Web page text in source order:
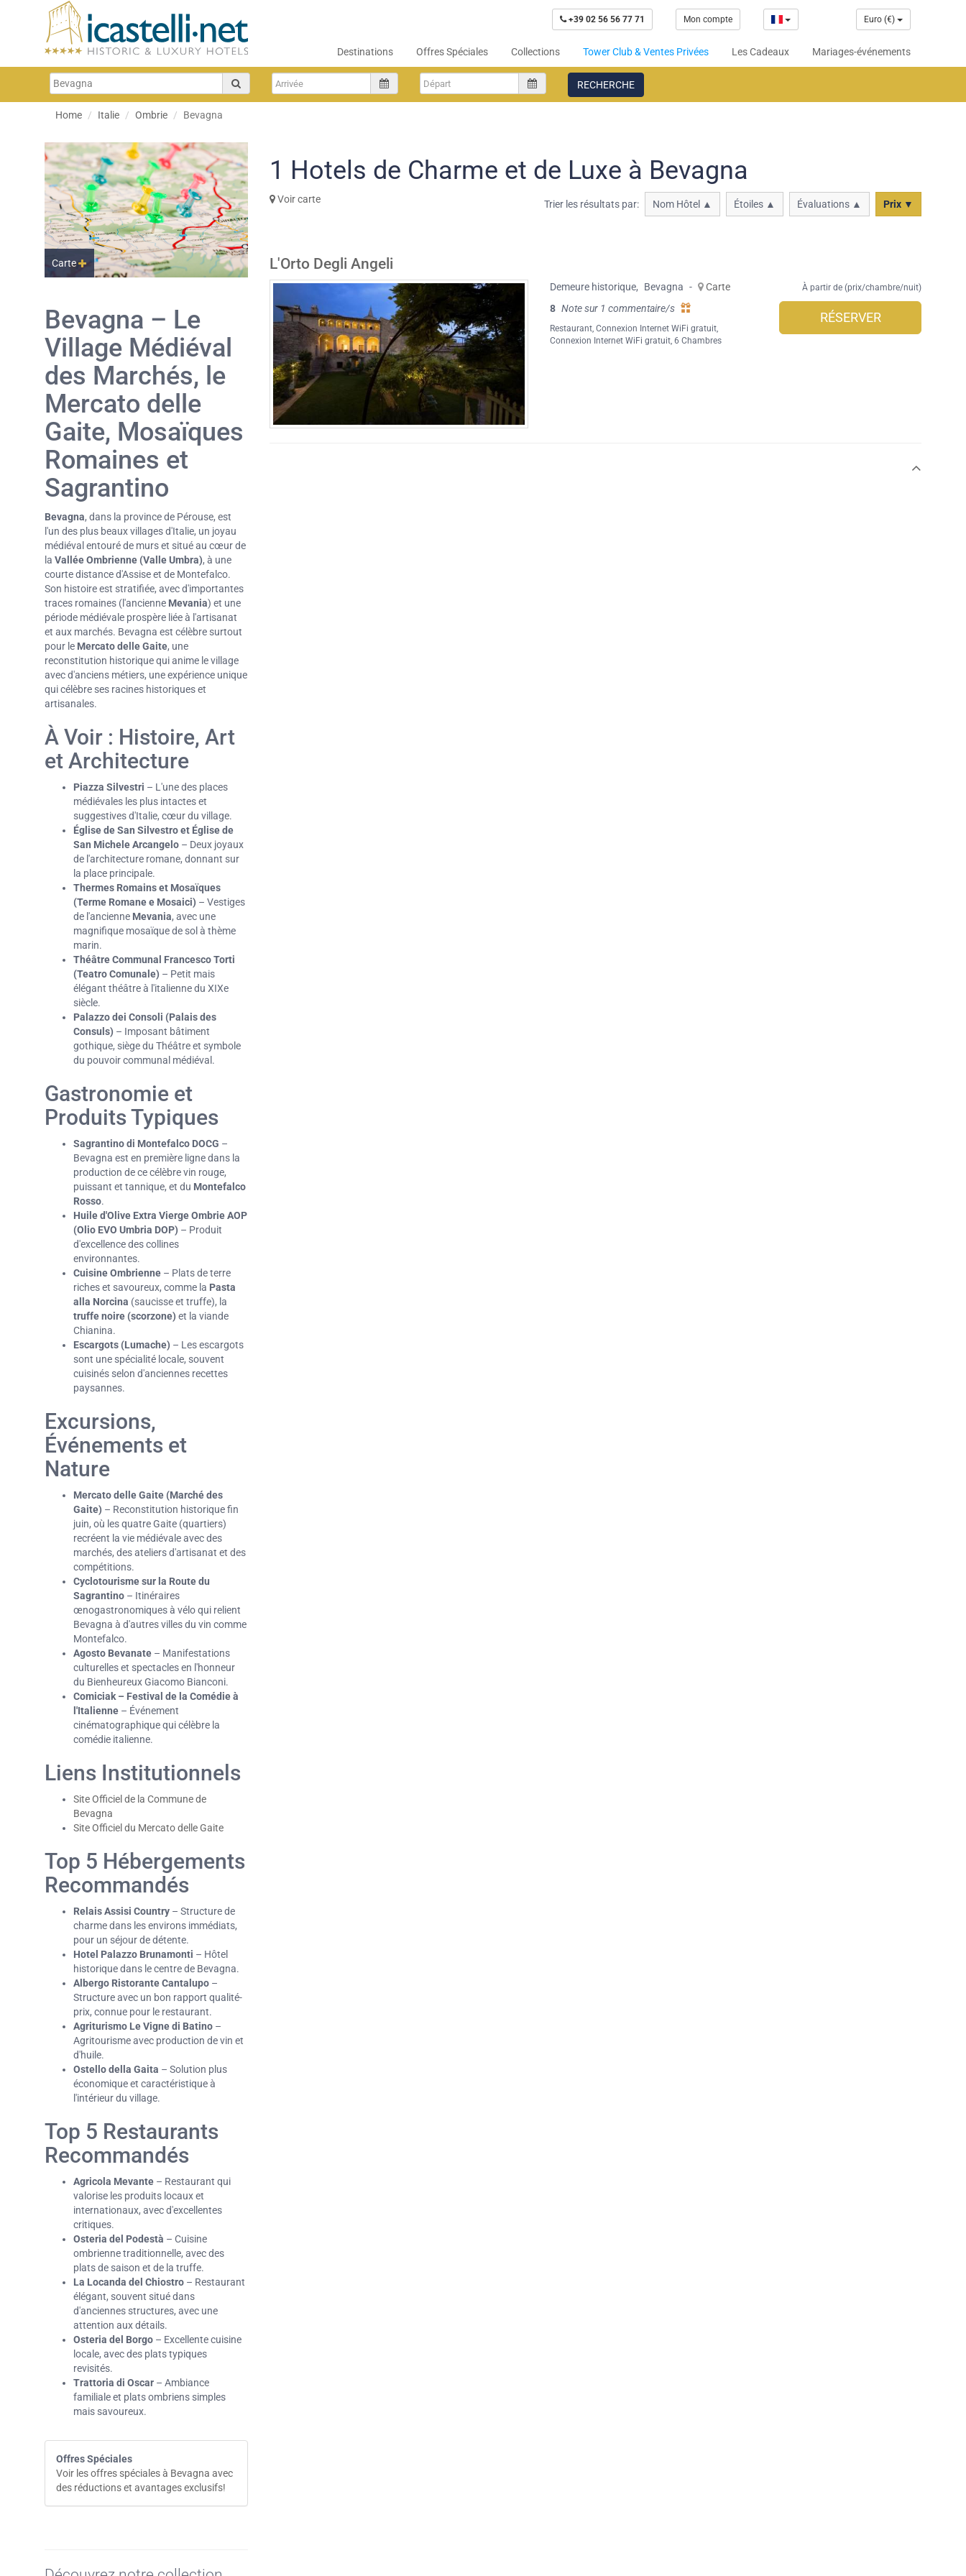
+39 02 56 56 77 71 Mon compte Euro (€)
Destinations Offres Spéciales Collections Tower Club & Ventes Privées Les Cadeaux Mariages-événements
RECHERCHE
Home Italie Ombrie Bevagna
Carte
Bevagna – Le
Village Médiéval
des Marchés, le
Mercato delle
Gaite, Mosaïques
Romaines et
Sagrantino
Bevagna, dans la province de Pérouse, est
l'un des plus beaux villages d'Italie, un joyau
médiéval entouré de murs et situé au cœur de
la Vallée Ombrienne (Valle Umbra), à une
courte distance d'Assise et de Montefalco.
Son histoire est stratifiée, avec d'importantes
traces romaines (l'ancienne Mevania) et une
période médiévale prospère liée à l'artisanat
et aux marchés. Bevagna est célèbre surtout
pour le Mercato delle Gaite, une
reconstitution historique qui anime le village
avec d'anciens métiers, une expérience unique
qui célèbre ses racines historiques et
artisanales.
À Voir : Histoire, Art
et Architecture
Piazza Silvestri – L'une des places
médiévales les plus intactes et
suggestives d'Italie, cœur du village.
Église de San Silvestro et Église de
San Michele Arcangelo – Deux joyaux
de l'architecture romane, donnant sur
la place principale.
Thermes Romains et Mosaïques
(Terme Romane e Mosaici) – Vestiges
de l'ancienne Mevania, avec une
magnifique mosaïque de sol à thème
marin.
Théâtre Communal Francesco Torti
(Teatro Comunale) – Petit mais
élégant théâtre à l'italienne du XIXe
siècle.
Palazzo dei Consoli (Palais des
Consuls) – Imposant bâtiment
gothique, siège du Théâtre et symbole
du pouvoir communal médiéval.
Gastronomie et
Produits Typiques
Sagrantino di Montefalco DOCG –
Bevagna est en première ligne dans la
production de ce célèbre vin rouge,
puissant et tannique, et du Montefalco
Rosso.
Huile d'Olive Extra Vierge Ombrie AOP
(Olio EVO Umbria DOP) – Produit
d'excellence des collines
environnantes.
Cuisine Ombrienne – Plats de terre
riches et savoureux, comme la Pasta
alla Norcina (saucisse et truffe), la
truffe noire (scorzone) et la viande
Chianina.
Escargots (Lumache) – Les escargots
sont une spécialité locale, souvent
cuisinés selon d'anciennes recettes
paysannes.
Excursions,
Événements et
Nature
Mercato delle Gaite (Marché des
Gaite) – Reconstitution historique fin
juin, où les quatre Gaite (quartiers)
recréent la vie médiévale avec des
marchés, des ateliers d'artisanat et des
compétitions.
Cyclotourisme sur la Route du
Sagrantino – Itinéraires
œnogastronomiques à vélo qui relient
Bevagna à d'autres villes du vin comme
Montefalco.
Agosto Bevanate – Manifestations
culturelles et spectacles en l'honneur
du Bienheureux Giacomo Bianconi.
Comiciak – Festival de la Comédie à
l'Italienne – Événement
cinématographique qui célèbre la
comédie italienne.
Liens Institutionnels
Site Officiel de la Commune de
Bevagna
Site Officiel du Mercato delle Gaite
Top 5 Hébergements
Recommandés
Relais Assisi Country – Structure de
charme dans les environs immédiats,
pour un séjour de détente.
Hotel Palazzo Brunamonti – Hôtel
historique dans le centre de Bevagna.
Albergo Ristorante Cantalupo –
Structure avec un bon rapport qualité-
prix, connue pour le restaurant.
Agriturismo Le Vigne di Batino –
Agritourisme avec production de vin et
d'huile.
Ostello della Gaita – Solution plus
économique et caractéristique à
l'intérieur du village.
Top 5 Restaurants
Recommandés
Agricola Mevante – Restaurant qui
valorise les produits locaux et
internationaux, avec d'excellentes
critiques.
Osteria del Podestà – Cuisine
ombrienne traditionnelle, avec des
plats de saison et de la truffe.
La Locanda del Chiostro – Restaurant
élégant, souvent situé dans
d'anciennes structures, avec une
attention aux détails.
Osteria del Borgo – Excellente cuisine
locale, avec des plats typiques
revisités.
Trattoria di Oscar – Ambiance
familiale et plats ombriens simples
mais savoureux.
Offres Spéciales
Voir les offres spéciales à Bevagna avec
des réductions et avantages exclusifs!
1 Hotels de Charme et de Luxe à Bevagna
Voir carte Trier les résultats par: Nom Hôtel ▲ Étoiles ▲ Évaluations ▲ Prix ▼
L'Orto Degli Angeli
Demeure historique, Bevagna -
Carte
8 Note sur 1 commentaire/s
Restaurant,Connexion Internet WiFi gratuit,
Connexion Internet WiFi gratuit, 6 Chambres
À partir de (prix/chambre/nuit)
RÉSERVER